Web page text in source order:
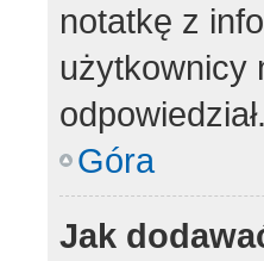
notatkę z
użytkownicy
odpowiedział.
Góra
Jak